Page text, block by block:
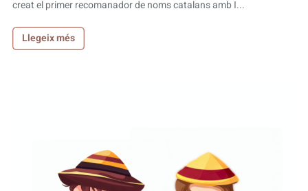
creat el primer recomanador de noms catalans amb I...
Llegeix més